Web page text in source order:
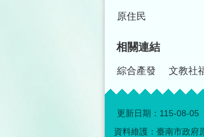
原住民
相關連結
綜合產發 文教社
更新日期： 115-08-05
資料維護：臺南市政府